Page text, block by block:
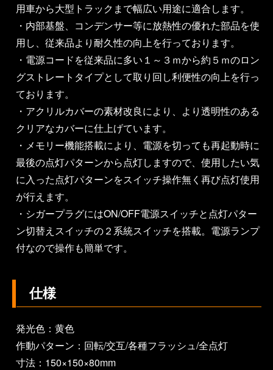
用車から大型トラックまで幅広い用途に適合します。
・内部基盤、コンデンサー等に放熱性の優れた部品を使
用し、従来品より耐久性の向上を行っております。
・電源コードを従来品に多い１～３ｍから約５ｍのロン
グストレートタイプとして取り回し利便性の向上を行っ
ております。
・アクリルカバーの素材改良により、より透明性のある
クリアなカバーに仕上げています。
・メモリー機能搭載により、電源を切っても再起動時に
最後の点灯パターンから点灯しますので、使用したい気
に入った点灯パターンをスイッチ操作無く再び点灯使用
が行えます。
・シガープラグにはON/OFF電源スイッチと点灯パター
ン切替えスイッチの２系統スイッチを搭載。電源ランプ
付なので操作も簡単です。
仕様
発光色：黄色
作動パターン：回転/交互/各種フラッシュ/全点灯
寸法：150×150×80mm